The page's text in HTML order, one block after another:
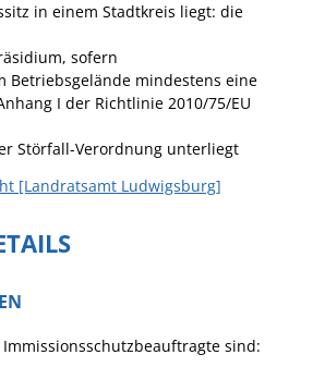
Online-Bürgerportal
Bürgerservice
Behördenwegweiser
Leistungen - Service BW
Formulare
Winterdienst
in einem Stadtkreis liegt: die
sofern
Betriebsgelände mindestens eine
I der Richtlinie 2010/75/EU
Störfall-Verordnung unterliegt
[Landratsamt Ludwigsburg]
sind: